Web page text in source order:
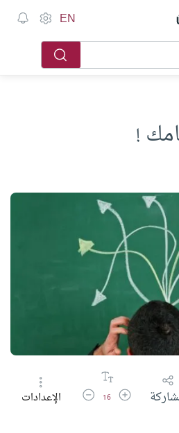
EN
!
زيادة حجم الخط
16 تقليل حجم الخط
الإعدادات